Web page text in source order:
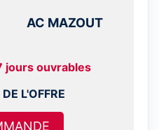
AC MAZOUT
jours ouvrables
L'OFFRE